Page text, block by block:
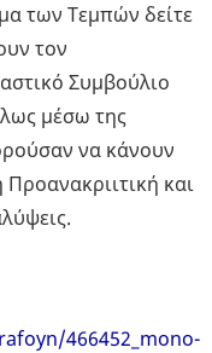
των Τεμπών δείτε
τον
Συμβούλιο
μέσω της
να κάνουν
και
466452_mono-